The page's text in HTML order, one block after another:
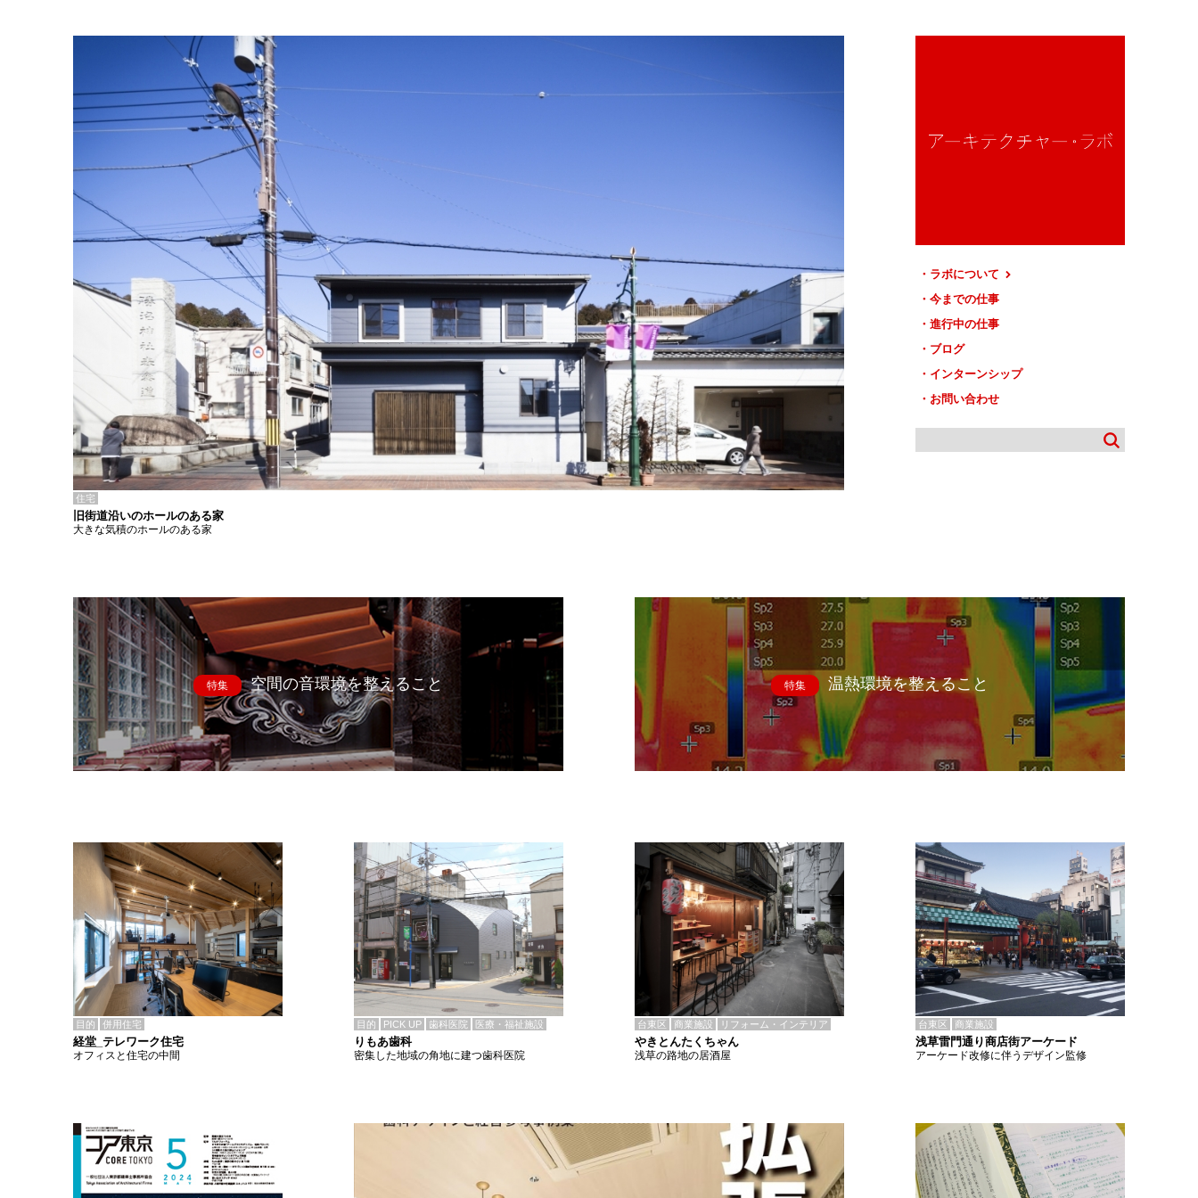
ラボについて
今までの仕事
進行中の仕事
ブログ
インターンシップ
お問い合わせ
住宅
旧街道沿いのホールのある家
大きな気積のホールのある家
特集 空間の音環境を整えること 特集 温熱環境を整えること
目的 併用住宅
経堂_テレワーク住宅
オフィスと住宅の中間
目的 PICK UP 歯科医院 医療・福祉施設
りもあ歯科
密集した地域の角地に建つ歯科医院
台東区 商業施設 リフォーム・インテリア
やきとんたくちゃん
浅草の路地の居酒屋
台東区 商業施設
浅草雷門通り商店街アーケード
アーケード改修に伴うデザイン監修